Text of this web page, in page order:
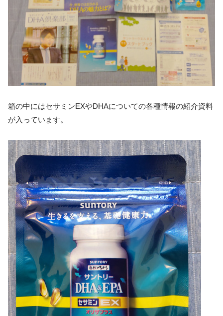
箱の中にはセサミンEXやDHAについての各種情報の紹介資料
が入っています。